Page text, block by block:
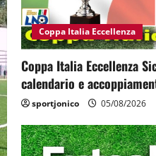
Coppa Italia Eccellenza
Coppa Italia Eccellenza
calendario e
sportjonico 05/08/2026